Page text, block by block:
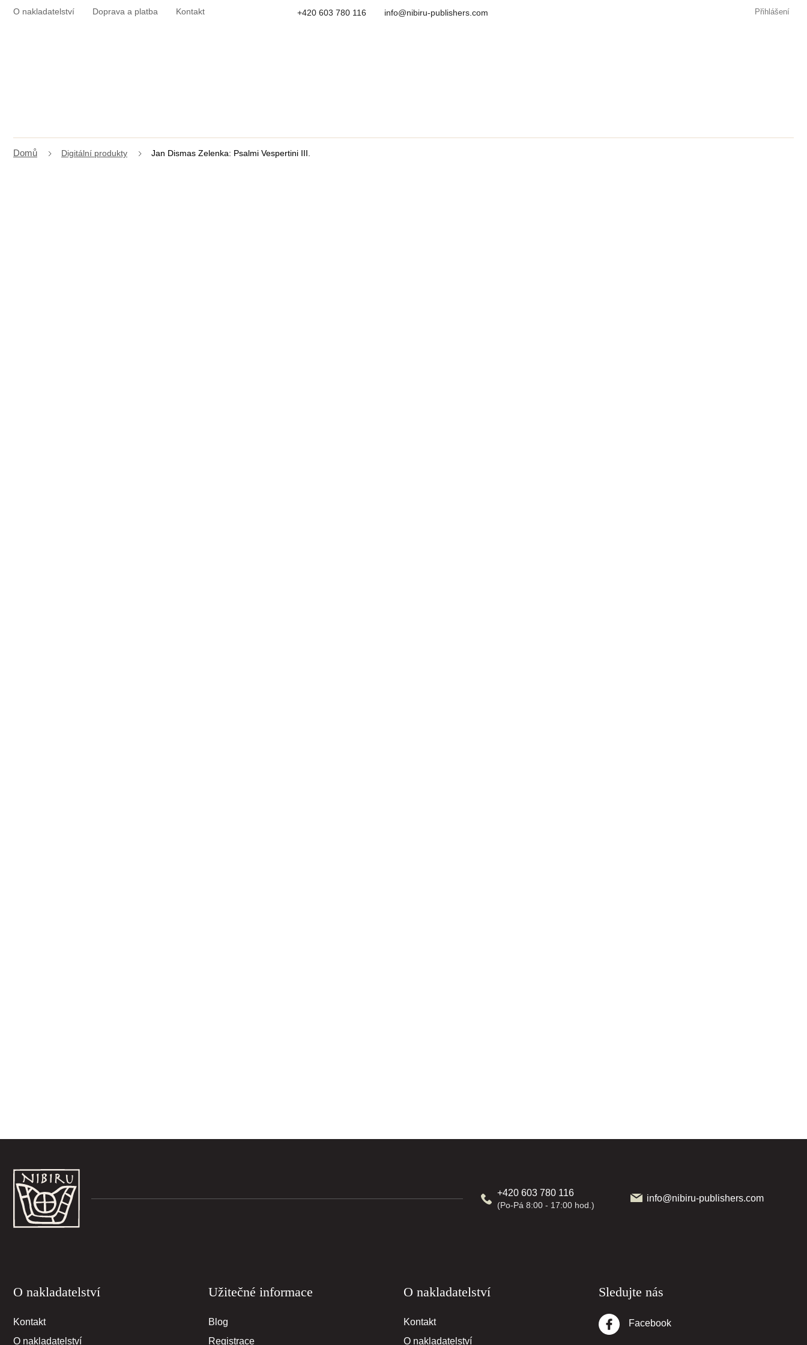
+420 603 780 116 info@nibiru-publishers.com
O nakladatelství Doprava a platba Kontakt Přihlášení
Digitální produkty Jan Dismas Zelenka: Psalmi Vespertini III.
+420 603 780 116
(Po-Pá 8:00 - 17:00 hod.)
info@nibiru-publishers.com
O nakladatelství
Kontakt
O nakladatelství
Užitečné informace
Blog
Registrace
O nakladatelství
Kontakt
O nakladatelství
Sledujte nás
Facebook